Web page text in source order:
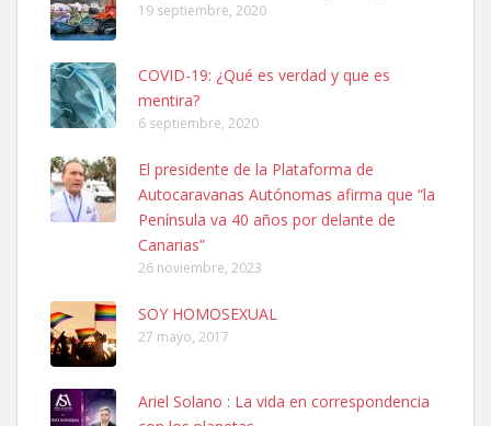
SHIBA PERDIDO AVDA JOSE MESA Y LOPEZ
PERRO MACHO RAZA SHIBA CON MICROCHIP PERDIDO HOY
06/07/2025 ZONA MESA Y LOPEZ. ES MUY ASUSTADIZO
Leales.org » Gran Canaria
6.7.2025
Ninfa perdida
19 septiembre, 2020
COVID-19: ¿Qué es verdad y que es
mentira?
6 septiembre, 2020
El presidente de la Plataforma de
Autocaravanas Autónomas afirma que “la
Península va 40 años por delante de
Canarias”
26 noviembre, 2023
SOY HOMOSEXUAL
27 mayo, 2017
Ariel Solano : La vida en correspondencia